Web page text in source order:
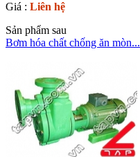
Giá : Liên hệ
Sản phẩm sau
Bơm hóa chất chống ăn mòn...